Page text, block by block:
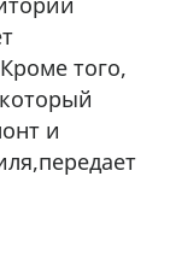
того,
и